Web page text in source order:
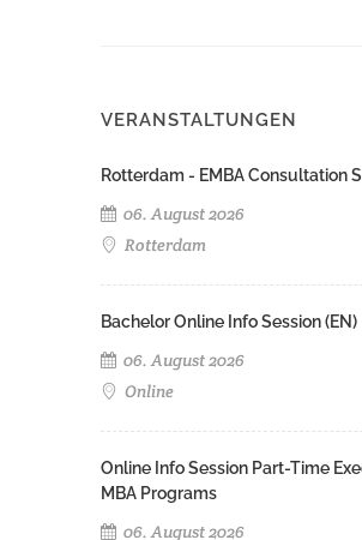
VERANSTALTUNGEN
Rotterdam - EMBA Consultation
06. August 2026
Rotterdam
Bachelor Online Info Session (EN)
06. August 2026
Online
Online Info Session Part-Time
MBA Programs
06. August 2026